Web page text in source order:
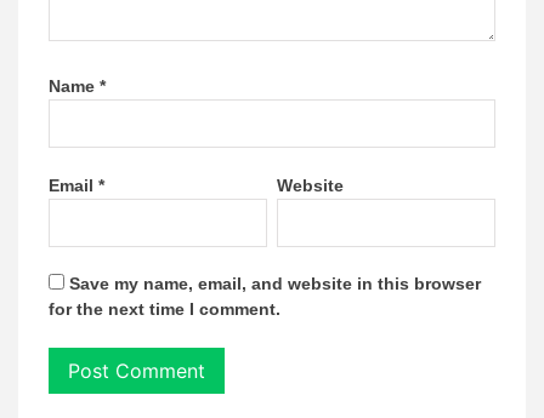
Name *
Email * Website
Save my name, email, and website in this browser
for the next time I comment.